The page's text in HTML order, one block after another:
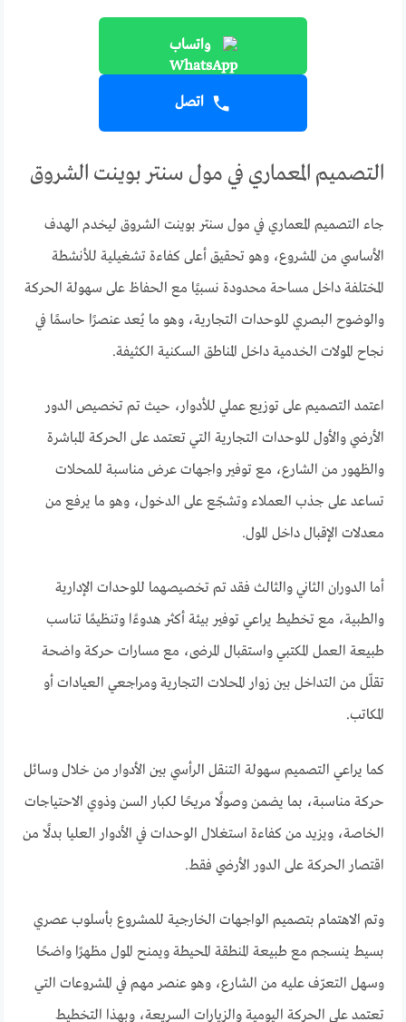
واتساب
اتصل
التصميم المعماري في مول سنتر بوينت الشروق
جاء التصميم المعماري في مول سنتر بوينت الشروق ليخدم الهدف
الأساسي من المشروع، وهو تحقيق أعلى كفاءة تشغيلية للأنشطة
المختلفة داخل مساحة محدودة نسبيًا مع الحفاظ على سهولة الحركة
والوضوح البصري للوحدات التجارية، وهو ما يُعد عنصرًا حاسمًا في
نجاح المولات الخدمية داخل المناطق السكنية الكثيفة.
اعتمد التصميم على توزيع عملي للأدوار، حيث تم تخصيص الدور
الأرضي والأول للوحدات التجارية التي تعتمد على الحركة المباشرة
والظهور من الشارع، مع توفير واجهات عرض مناسبة للمحلات
تساعد على جذب العملاء وتشجّع على الدخول، وهو ما يرفع من
معدلات الإقبال داخل المول.
أما الدوران الثاني والثالث فقد تم تخصيصهما للوحدات الإدارية
والطبية، مع تخطيط يراعي توفير بيئة أكثر هدوءًا وتنظيمًا تناسب
طبيعة العمل المكتبي واستقبال المرضى، مع مسارات حركة واضحة
تقلّل من التداخل بين زوار المحلات التجارية ومراجعي العيادات أو
المكاتب.
كما يراعي التصميم سهولة التنقل الرأسي بين الأدوار من خلال وسائل
حركة مناسبة، بما يضمن وصولًا مريحًا لكبار السن وذوي الاحتياجات
الخاصة، ويزيد من كفاءة استغلال الوحدات في الأدوار العليا بدلًا من
اقتصار الحركة على الدور الأرضي فقط.
وتم الاهتمام بتصميم الواجهات الخارجية للمشروع بأسلوب عصري
بسيط ينسجم مع طبيعة المنطقة المحيطة ويمنح المول مظهرًا واضحًا
وسهل التعرّف عليه من الشارع، وهو عنصر مهم في المشروعات التي
تعتمد على الحركة اليومية والزيارات السريعة، وبهذا التخطيط